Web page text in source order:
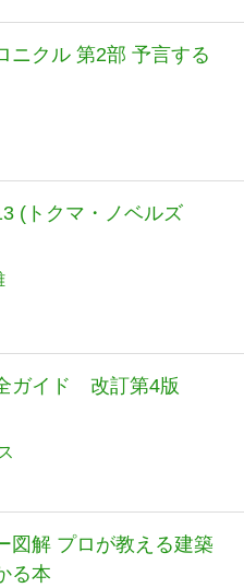
ニクル 第2部 予言する
(トクマ・ノベルズ
ガイド 改訂第4版
図解 プロが教える建築
る本